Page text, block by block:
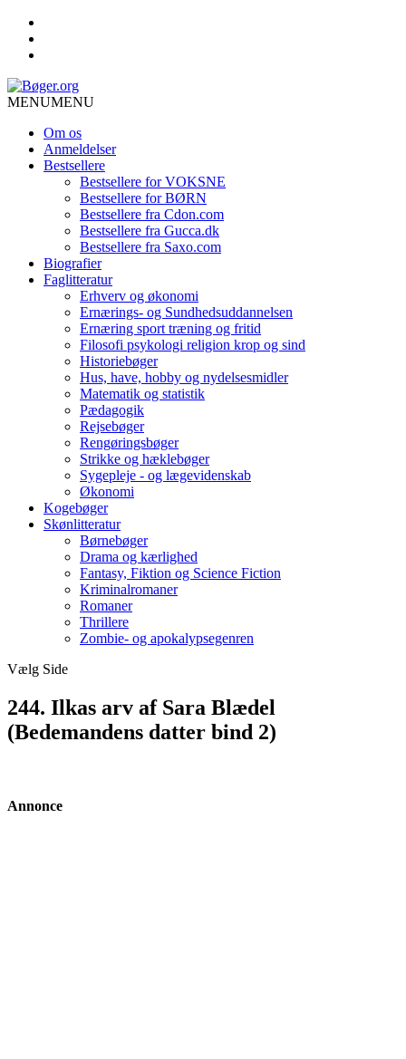
MENUMENU
Om os
Anmeldelser
Bestsellere
Bestsellere for VOKSNE
Bestsellere for BØRN
Bestsellere fra Cdon.com
Bestsellere fra Gucca.dk
Bestsellere fra Saxo.com
Biografier
Faglitteratur
Erhverv og økonomi
Ernærings- og Sundhedsuddannelsen
Ernæring sport træning og fritid
Filosofi psykologi religion krop og sind
Historiebøger
Hus, have, hobby og nydelsesmidler
Matematik og statistik
Pædagogik
Rejsebøger
Rengøringsbøger
Strikke og hæklebøger
Sygepleje - og lægevidenskab
Økonomi
Kogebøger
Skønlitteratur
Børnebøger
Drama og kærlighed
Fantasy, Fiktion og Science Fiction
Kriminalromaner
Romaner
Thrillere
Zombie- og apokalypsegenren
Vælg Side
244. Ilkas arv af Sara Blædel
(Bedemandens datter bind 2)
Annonce